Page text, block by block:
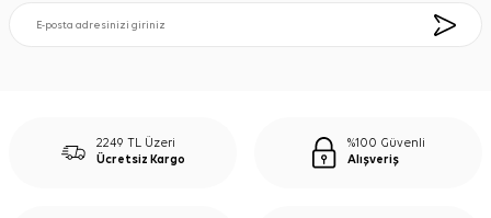
2249 TL Üzeri
Ücretsiz Kargo
%100 Güvenli
Alışveriş